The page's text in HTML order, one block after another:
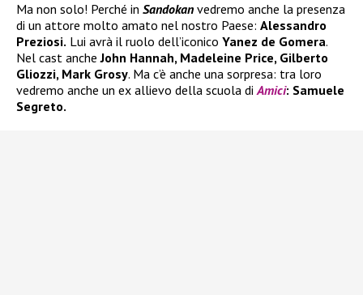
Ma non solo! Perché in Sandokan vedremo anche la presenza
di un attore molto amato nel nostro Paese: Alessandro
Preziosi. Lui avrà il ruolo dell’iconico Yanez de Gomera.
Nel cast ancheJohn Hannah, Madeleine Price, Gilberto
Gliozzi, Mark Grosy. Ma c’è anche una sorpresa: tra loro
vedremo anche un ex allievo della scuola diAmici: Samuele
Segreto.